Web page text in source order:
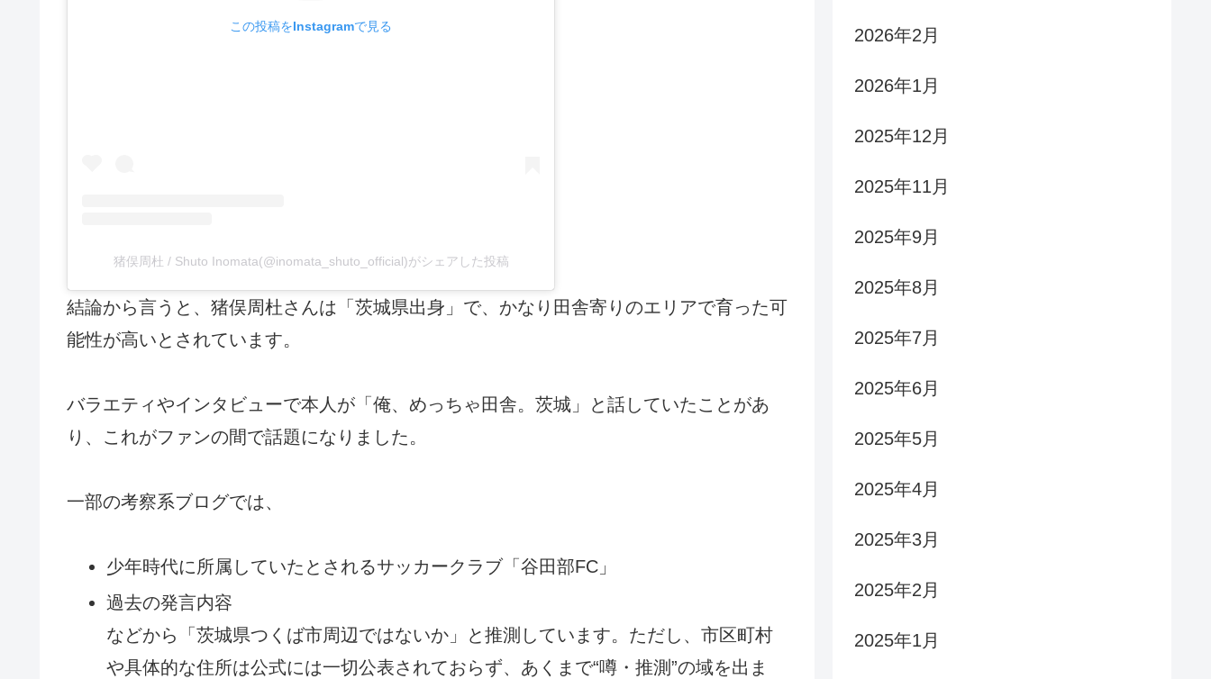
この投稿をInstagramで見る
猪俣周杜 / Shuto Inomata(@inomata_shuto_official)がシェアした投稿
結論から言うと、猪俣周杜さんは「茨城県出身」で、かなり田舎寄りのエリアで育った可
能性が高いとされています。
バラエティやインタビューで本人が「俺、めっちゃ田舎。茨城」と話していたことがあ
り、これがファンの間で話題になりました。
一部の考察系ブログでは、
少年時代に所属していたとされるサッカークラブ「谷田部FC」
過去の発言内容
などから「茨城県つくば市周辺ではないか」と推測しています。ただし、市区町村
や具体的な住所は公式には一切公表されておらず、あくまで“噂・推測”の域を出ま
2026年2月
2026年1月
2025年12月
2025年11月
2025年9月
2025年8月
2025年7月
2025年6月
2025年5月
2025年4月
2025年3月
2025年2月
2025年1月